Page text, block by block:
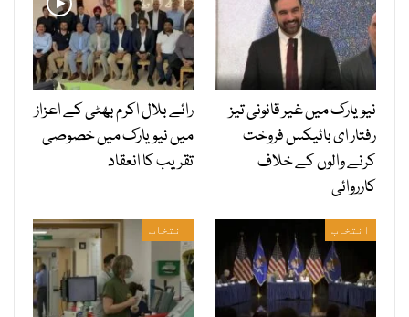
نیویارک میں غیر قانونی تیز
رفتار ای بائیکس فروخت
کرنے والوں کے خلاف
کارروائی
رائے بلال اکرم بھٹی کے اعزاز
میں نیویارک میں خصوصی
تقریب کا انعقاد
انتخاب انتخاب